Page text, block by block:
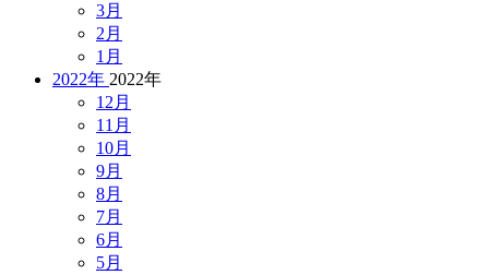
3月
2月
1月
2022年 2022年
12月
11月
10月
9月
8月
7月
6月
5月